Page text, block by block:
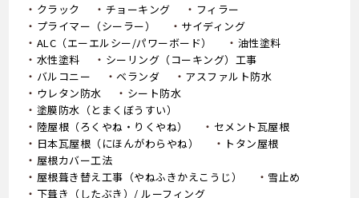
クラック チョーキング
フィラー
プライマー（シーラー）
サイディング
ALC（エーエルシー/パワーボード）
油性塗料
水性塗料
シーリング（コーキング）工事
バルコニー
ベランダ
アスファルト防水
ウレタン防水
シート防水
塗膜防水（とまくぼうすい）
陸屋根（ろくやね・りくやね）
セメント瓦屋根
日本瓦屋根（にほんがわらやね）
トタン屋根
屋根カバー工法
屋根葺き替え工事（やねふきかえこうじ）
雪止め
下葺き（したぶき）/ ルーフィング